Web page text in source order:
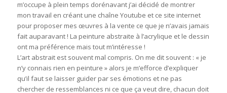
m’occupe à plein temps dorénavant j’ai décidé de montrer
mon travail en créant une chaîne Youtube et ce site internet
pour proposer mes œuvres à la vente ce que je n’avais jamais
fait auparavant ! La peinture abstraite à l’acrylique et le dessin
ont ma préférence mais tout m’intéresse !
L’art abstrait est souvent mal compris. On me dit souvent : « je
n’y connais rien en peinture » alors je m’efforce d’expliquer
qu’il faut se laisser guider par ses émotions et ne pas
chercher de ressemblances ni ce que ça veut dire, chacun doit